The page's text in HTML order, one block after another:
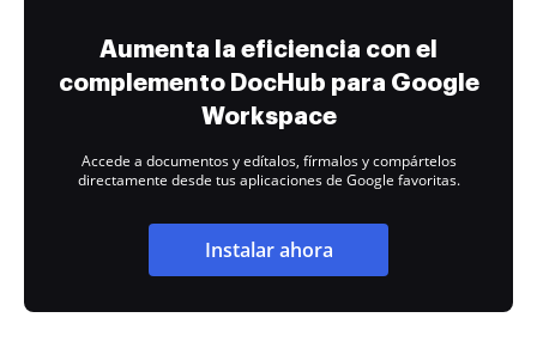
Aumenta la eficiencia con el
complemento DocHub para Google
Workspace
Accede a documentos y edítalos, fírmalos y compártelos
directamente desde tus aplicaciones de Google favoritas.
Instalar ahora